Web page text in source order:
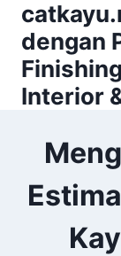
Skip
content
dengan
Interior